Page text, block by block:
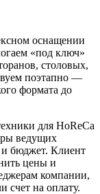
оснащении
«под ключ»
столовых,
поэтапно —
формата до
для HoReCa
ведущих
бюджет. Клиент
цены и
компании,
счет на оплату.